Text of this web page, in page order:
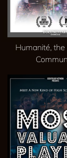
Humanité, the